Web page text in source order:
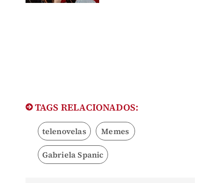
TAGS RELACIONADOS:
telenovelas Memes
Gabriela Spanic